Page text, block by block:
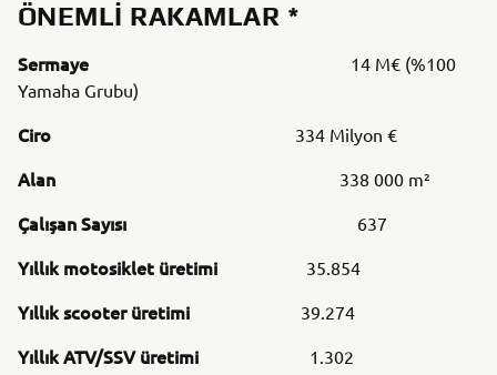
ÖNEMLI RAKAMLAR *
Sermaye 14 M€ (%100
Yamaha Grubu)
Ciro 334 Milyon €
Alan 338 000 m²
Çalışan Sayısı 637
Yıllık motosiklet üretimi 35.854
Yıllık scooter üretimi 39.274
Yıllık ATV/SSV üretimi 1.302